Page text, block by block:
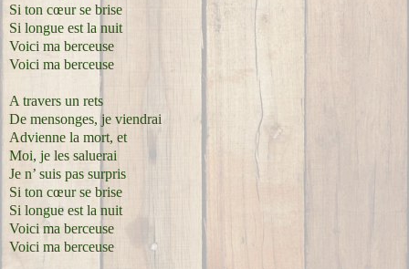
Si ton cœur se brise
Si longue est la nuit
Voici ma berceuse
Voici ma berceuse
A travers un rets
De mensonges, je viendrai
Advienne la mort, et
Moi, je les saluerai
Je n’ suis pas surpris
Si ton cœur se brise
Si longue est la nuit
Voici ma berceuse
Voici ma berceuse